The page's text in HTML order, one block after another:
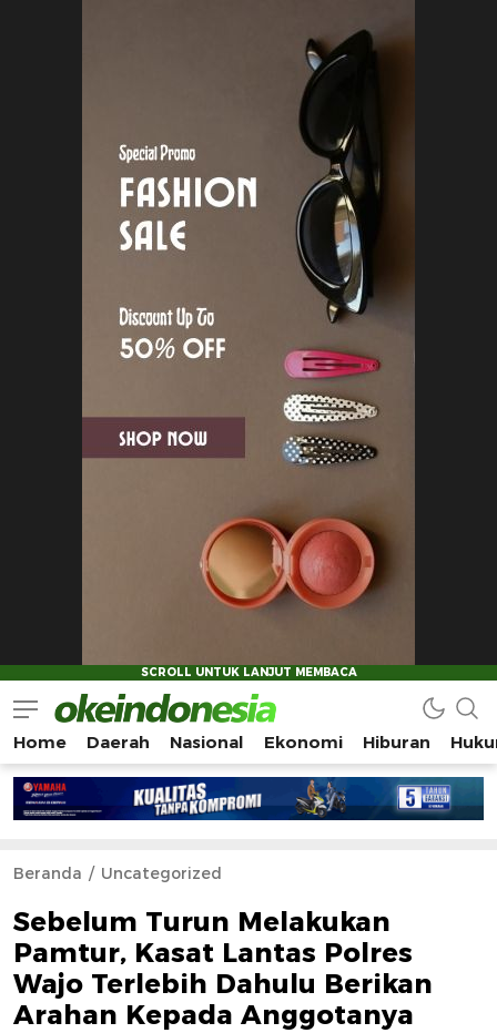
Okeindonesia.Online
Mengonlinekan Indonesia Secara Utuh
Home Daerah Nasional Ekonomi Hiburan
Beranda Uncategorized
Sebelum Turun Melakukan
Pamtur, Kasat Lantas Polres
Wajo Terlebih Dahulu Berikan
Arahan Kepada Anggotanya